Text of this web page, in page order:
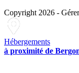
Copyright 2026 -
Hébergements
à proximité de